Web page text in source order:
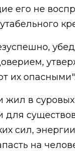
его не
их опасными".
жил в
сил,
на